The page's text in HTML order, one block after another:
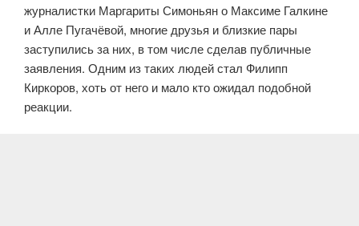
журналистки Маргариты Симоньян о Максиме Галкине
и Алле Пугачёвой, многие друзья и близкие пары
заступились за них, в том числе сделав публичные
заявления. Одним из таких людей стал Филипп
Киркоров, хоть от него и мало кто ожидал подобной
реакции.